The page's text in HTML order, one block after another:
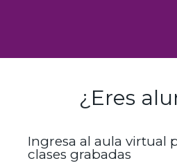
¿Eres
Ingresa al aula virtual
clases grabadas